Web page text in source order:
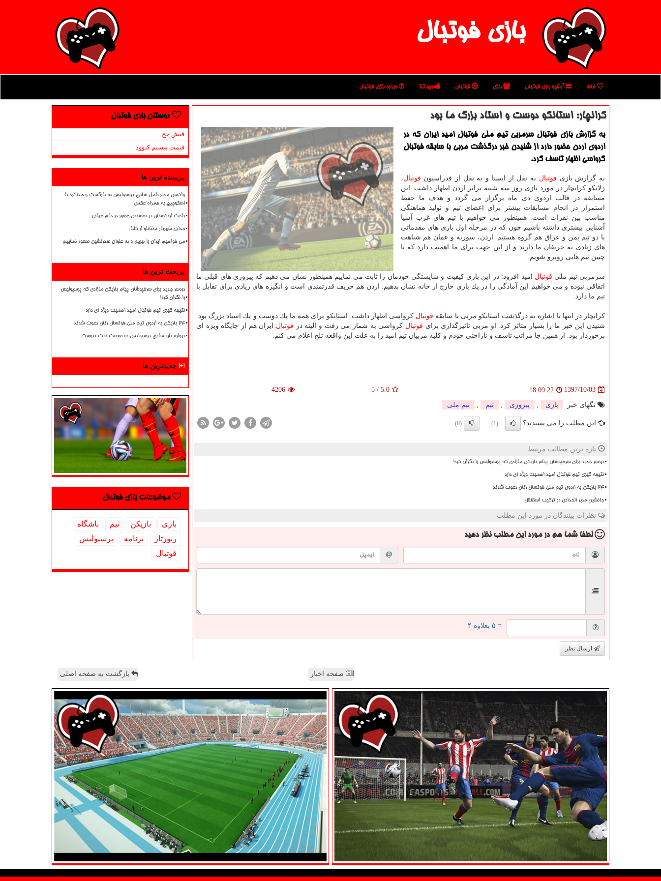
بازی فوتبال
خانه آرشیو بازی فوتبال بازی فوتبال رپورتاژ درباره بازی فوتبال
كرانچار: استانكو دوست و استاد بزرگ ما بود
به گزارش بازی فوتبال سرمربی تیم ملی فوتبال امید ایران كه در
اردوی اردن حضور دارد از شنیدن خبر درگذشت مربی با سابقه فوتبال
كرواسی اظهار تاسف كرد.
به گزارش بازی فوتبال به نقل از ایسنا و به نقل از فدراسیون فوتبال،
زلاتكو كرانچار در مورد بازی روز سه شنبه برابر اردن اظهار داشت: این
مسابقه در قالب اردوی دی ماه برگزار می گردد و هدف ما حفظ
استمرار در انجام مسابقات بیشتر برای اعضای تیم و تولید هماهنگی
مناسب بین نفرات است. همینطور می خواهیم با تیم های غرب آسیا
آشنایی بیشتری داشته باشیم چون كه در مرحله اول بازی های مقدماتی
با دو تیم یمن و عراق هم گروه هستیم. اردن، سوریه و عمان هم شباهت
های زیادی به حریفان ما دارند و از این جهت برای ما اهمیت دارد كه با
چنین تیم هایی روبرو شویم.
سرمربی تیم ملی فوتبال امید افزود: در این بازی كیفیت و شایستگی خودمان را ثابت می نماییم همینطور نشان می دهیم كه پیروزی های قبلی ما
اتفاقی نبوده و می خواهیم این آمادگی را در یك بازی خارج از خانه نشان بدهیم. اردن هم حریف قدرتمندی است و انگیزه های زیادی برای تقابل با
تیم ما دارد.
كرانچار در انتها با اشاره به درگذشت استانكو مربی با سابقه فوتبال كرواسی اظهار داشت: استانكو برای همه ما یك دوست و یك استاد بزرگ بود.
شنیدن این خبر ما را بسیار متاثر كرد. او مربی تاثیرگذاری برای فوتبال كرواسی به شمار می رفت و البته در فوتبال ایران هم از جایگاه ویژه ای
برخوردار بود. از همین جا مراتب تاسف و ناراحتی خودم و كلیه مربیان تیم امید را به علت این واقعه تلخ اعلام می كنم.
1397/10/03
18:09:22
5.0
/
5
4206
تگهای خبر: بازی پیروزی تیم تیم ملی
این مطلب را می پسندید؟ (1)
(0)
تازه ترین مطالب مرتبط
دردسر جدید برای سرخپوشان پیام بازیکن مازادی که پرسپولیس را نگران کرد!
نتیجه گیری تیم فوتبال امید اهمیت ویژه ای دارد
۲۴ بازیکن به اردوی تیم ملی فوتسال زنان دعوت شدند
جانشین منیر الحدادی در ترکیب استقلال
نظرات بینندگان در مورد این مطلب
لطفا شما همدر مورد این مطلب نظر دهید
= ۵ بعلاوه ۴
ارسال نظر
دوستان بازی فوتبال
فیش حج
قیمت بیسیم کنوود
پربیننده ترین ها
واکنش مدیرعامل سابق پرسپولیس به بازگشت و مذاکره با
اسکوچیچ به همراه عکس
باخت ازبکستان در نخستین حضور در جام جهانی
جدایی شهریار مغانلو از کلباء
می خواهیم ایران را ببریم و به عنوان صدرنشین صعود نماییم
پربحث ترین ها
دردسر جدید برای سرخپوشان پیام بازیکن مازادی که پرسپولیس
را نگران کرد!
نتیجه گیری تیم فوتبال امید اهمیت ویژه ای دارد
۲۴ بازیکن به اردوی تیم ملی فوتسال زنان دعوت شدند
دروازه بان سابق پرسپولیس به صنعت نفت پیوست
جدیدترین ها
موضوعات بازی فوتبال
بازی بازیكن تیم
باشگاه
رپورتاژ
برنامه
پرسپولیس
فوتبال
صفحه اخبار بازگشت به صفحه اصلی